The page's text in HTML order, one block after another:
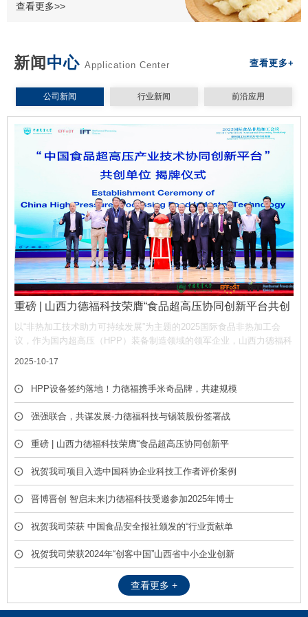
查看更多>>
新闻中心 Application Center 查看更多+
公司新闻 行业新闻 前沿应用
重磅 | 山西力德福科技荣膺“食品超高压协同创新平台共创
单位”，携手产业链共筑非热加工新生态
以“非热加工技术助力可持续发展”为主题的2025国际食品非热加工会
议，作为国内超高压（HPP）装备制造领域的领军企业，山西力德福科
号，彰显了公司在推动超高压技术产业化中的核心作用。
2025-10-17
HPP设备签约落地！力德福携手米奇品牌，共建规模
化冷榨饮品产线
强强联合，共谋发展-力德福科技与锡装股份签署战
略合作框架协议
重磅 | 山西力德福科技荣膺“食品超高压协同创新平
台共创单位”，携手产业链共筑非热加工新生态
祝贺我司项目入选中国科协企业科技工作者评价案例
库
晋博晋创 智启未来|力德福科技受邀参加2025年博士
后创新创业成果展
祝贺我司荣获 中国食品安全报社颁发的“行业贡献单
位” 荣誉称号
祝贺我司荣获2024年“创客中国”山西省中小企业创新
查看更多 +